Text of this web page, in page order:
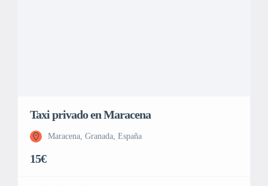
Taxi privado en Maracena
Maracena, Granada, España
15€